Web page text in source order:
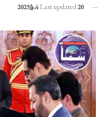
Last updated20 مارچ 2025